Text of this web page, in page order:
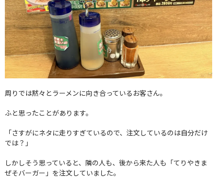
周りでは黙々とラーメンに向き合っているお客さん。
ふと思ったことがあります。
「さすがにネタに走りすぎているので、注文しているのは自分だけ
では？」
しかしそう思っていると、隣の人も、後から来た人も「てりやきま
ぜそバーガー」を注文していました。